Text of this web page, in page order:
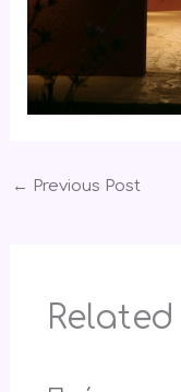
← Previous Post